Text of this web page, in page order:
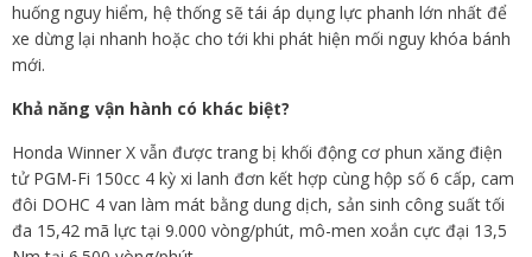
huống nguy hiểm, hệ thống sẽ tái áp dụng lực phanh lớn nhất để
xe dừng lại nhanh hoặc cho tới khi phát hiện mối nguy khóa bánh
mới.
Khả năng vận hành có khác biệt?
Honda Winner X vẫn được trang bị khối động cơ phun xăng điện
tử PGM-Fi 150cc 4 kỳ xi lanh đơn kết hợp cùng hộp số 6 cấp, cam
đôi DOHC 4 van làm mát bằng dung dịch, sản sinh công suất tối
đa 15,42 mã lực tại 9.000 vòng/phút, mô-men xoắn cực đại 13,5